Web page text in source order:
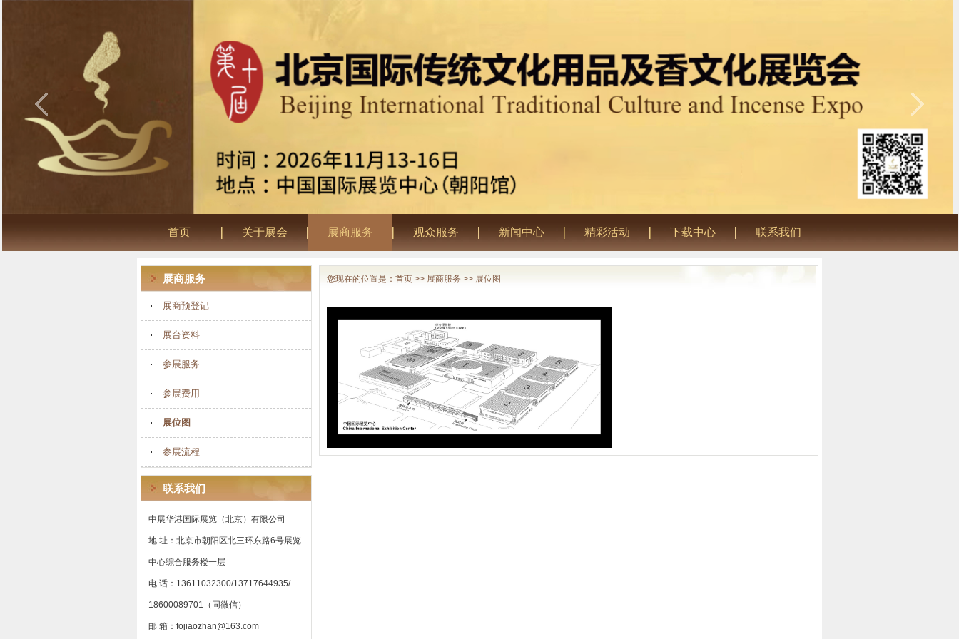
首页 关于展会 展商服务 观众服务 新闻中心 精彩活动 下载中心 联系我们
展商服务
展商预登记
展台资料
参展服务
参展费用
展位图
参展流程
联系我们
中展华港国际展览（北京）有限公司
地 址：北京市朝阳区北三环东路6号展览
中心综合服务楼一层
电 话：13611032300/13717644935/
18600089701（同微信）
邮 箱：fojiaozhan@163.com
您现在的位置是： 首页 >> 展商服务 >> 展位图